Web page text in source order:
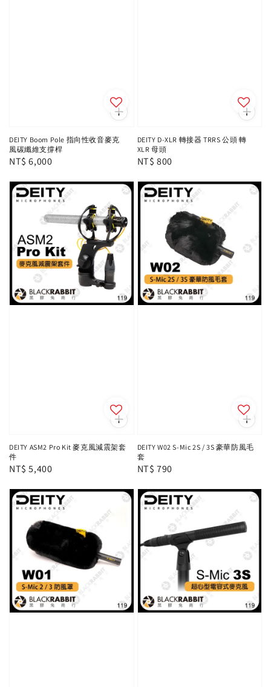
DEITY Boom Pole 指向性收音麥克
風碳纖維支撐桿
Regular
NT$ 6,000
DEITY D-XLR 轉接器 TRRS 公頭 轉
XLR 母頭
Regular
NT$ 800
DEITY ASM2 Pro Kit 麥克風減震架套
件
Regular
NT$ 5,400
DEITY W02 S-Mic 2S / 3S 豪華防風毛
套
Regular
NT$ 790